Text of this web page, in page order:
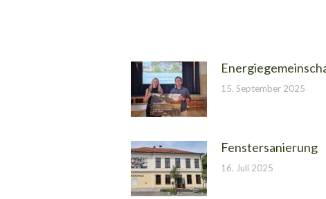
15. September 2025
Fenstersanierung
16. Juli 2025